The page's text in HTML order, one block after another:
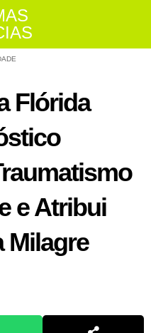
Flórida
e Atribui
Milagre